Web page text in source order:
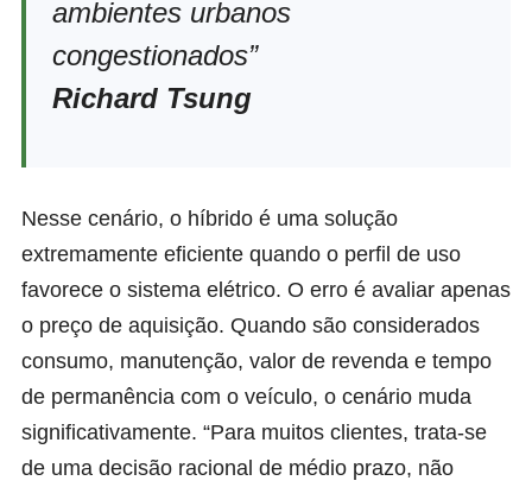
ambientes urbanos
congestionados”
Richard Tsung
Nesse cenário, o híbrido é uma solução
extremamente eficiente quando o perfil de uso
favorece o sistema elétrico. O erro é avaliar apenas
o preço de aquisição. Quando são considerados
consumo, manutenção, valor de revenda e tempo
de permanência com o veículo, o cenário muda
significativamente. “Para muitos clientes, trata-se
de uma decisão racional de médio prazo, não